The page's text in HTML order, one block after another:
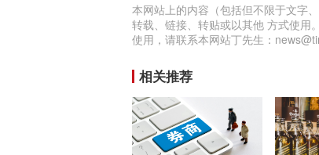
本网站上的内容（包括但不限于文字
转载、链接、转贴或以其他 方式使用
使用，请联系本网站丁先生：
相关推荐